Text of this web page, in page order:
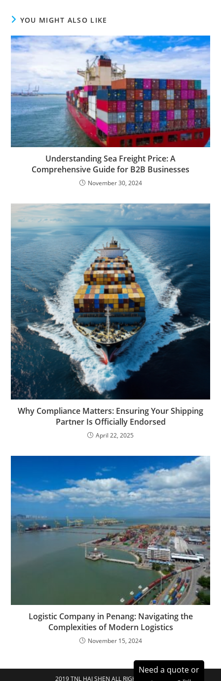
YOU MIGHT ALSO LIKE
Understanding Sea Freight Price: A
Comprehensive Guide for B2B Businesses
November 30, 2024
Why Compliance Matters: Ensuring Your Shipping
Partner Is Officially Endorsed
April 22, 2025
Logistic Company in Penang: Navigating the
Complexities of Modern Logistics
November 15, 2024
2019 TNL HAI SHEN ALL RIGHT RESERVE